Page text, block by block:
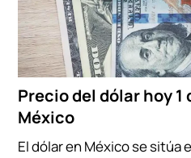
Precio del dólar hoy 1
México
El dólar en México se sitúa